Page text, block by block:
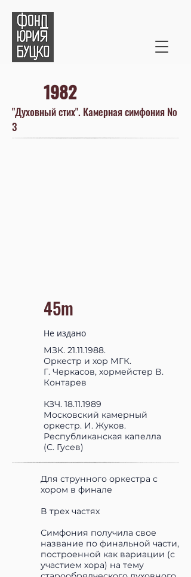
1982
"Духовный стих". Камерная симфония №
3
45m
Не издано
МЗК. 21.11.1988.
Оркестр и хор МГК.
Г. Черкасов, хормейстер В.
Контарев
КЗЧ. 18.11.1989
Московский камерный
оркестр. И. Жуков.
Республиканская капелла
(С. Гусев)
Для струнного оркестра с
хором в финале
В трех частях
Симфония получила свое
название по финальной части,
построенной как вариации (с
участием хора) на тему